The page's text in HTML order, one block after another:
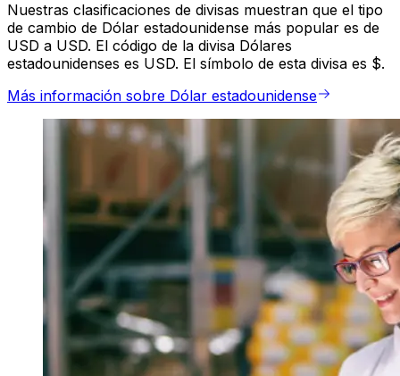
Nuestras clasificaciones de divisas muestran que el tipo
de cambio de Dólar estadounidense más popular es de
USD a USD. El código de la divisa Dólares
estadounidenses es USD. El símbolo de esta divisa es $.
Más información sobre Dólar estadounidense